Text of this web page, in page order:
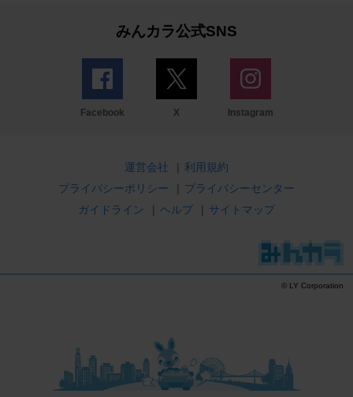
みんカラ公式SNS
Facebook X Instagram
運営会社 | 利用規約
プライバシーポリシー
| プライバシーセンター
ガイドライン
| ヘルプ | サイトマップ
© LY Corporation